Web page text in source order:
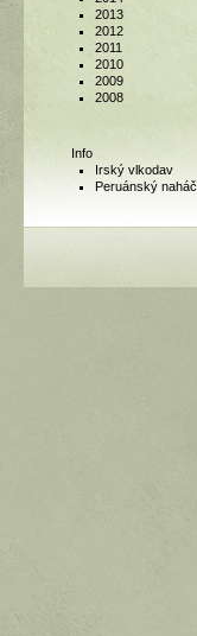
2013
2012
2011
2010
2009
2008
Info
Irský vlkodav
Peruánský naháč